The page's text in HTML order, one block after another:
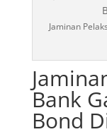
Jaminan
Bank
Bond